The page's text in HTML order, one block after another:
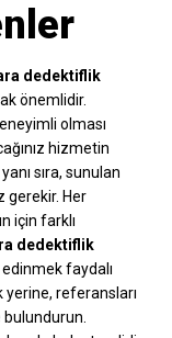
dedektiflik
önemlidir.
olması
hizmetin
sıra, sunulan
gerekir. Her
için farklı
dedektiflik
faydalı
referansları